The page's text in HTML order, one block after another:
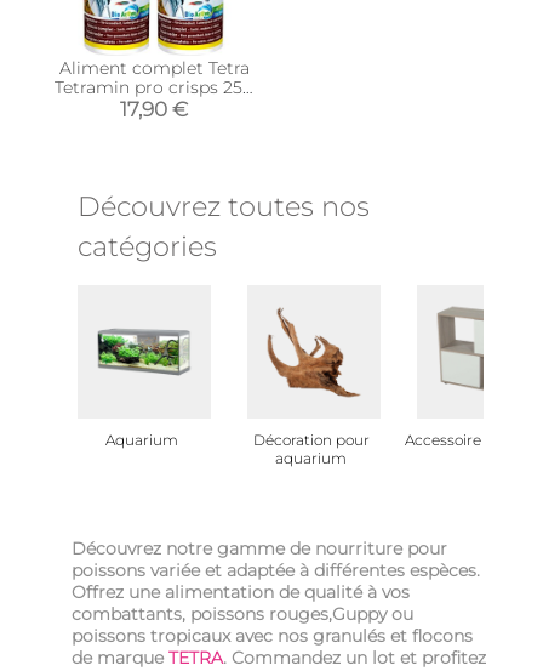
Aliment complet Tetra
Tetramin pro crisps 250
ml (Lot de 2)
17,90 €
Découvrez toutes nos
catégories
Aquarium
Décoration pour
aquarium
Accessoire
Découvrez notre gamme de nourriture pour
poissons variée et adaptée à différentes espèces.
Offrez une alimentation de qualité à vos
combattants, poissons rouges,Guppy ou
poissons tropicaux avec nos granulés et flocons
de marqueTETRA. Commandez un lot et profitez